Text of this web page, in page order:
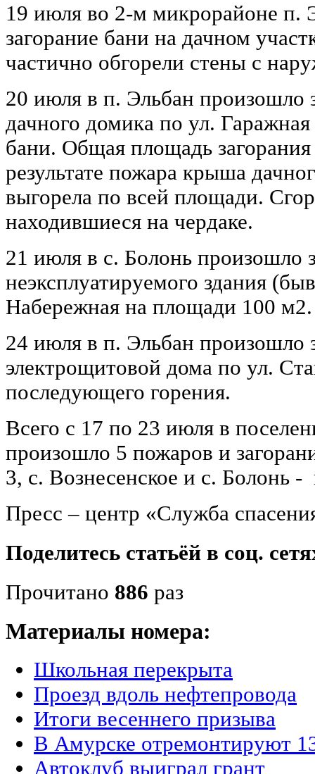
19 июля во 2-м микрорайоне п.
загорание бани на дачном
частично обгорели стены с
20 июля в п. Эльбан произошло
дачного домика по ул.
бани. Общая площадь
результате пожара крыша
выгорела по всей площади.
находившиеся на чердаке.
21 июля в с. Болонь произошло
неэксплуатируемого здания
Набережная на площади 100 м2.
24 июля в п. Эльбан произошло
электрощитовой дома по ул.
последующего горения.
Всего с 17 по 23 июля в
произошло 5 пожаров и
3, с. Вознесенское и с. Болонь
Пресс – центр «Служба
Поделитесь статьёй в соц.
Прочитано 886 раз
Материалы номера:
Школьная перекрыта
Проезд вдоль нефтепровода
Итоги весеннего призыва
В Амурске отремонтируют
Автоклуб выиграл грант